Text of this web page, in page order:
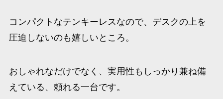
コンパクトなテンキーレスなので、デスクの上を
圧迫しないのも嬉しいところ。
おしゃれなだけでなく、実用性もしっかり兼ね備
えている、頼れる一台です。